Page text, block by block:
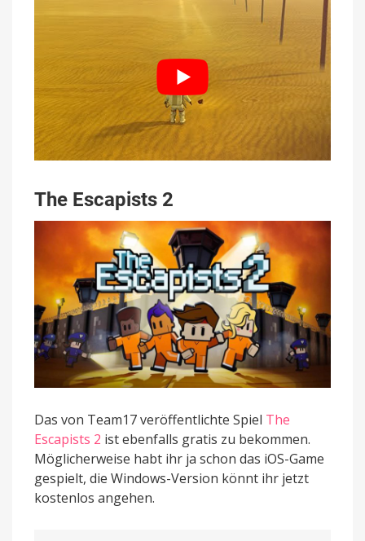
The Escapists 2
Das von Team17 veröffentlichte Spiel The
Escapists 2 ist ebenfalls gratis zu bekommen.
Möglicherweise habt ihr ja schon das iOS-Game
gespielt, die Windows-Version könnt ihr jetzt
kostenlos angehen.